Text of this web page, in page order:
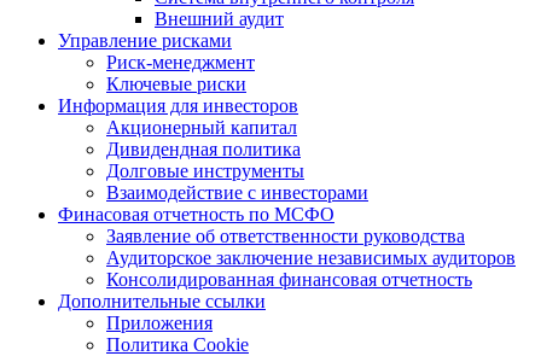
Внешний аудит
Управление рисками
Риск-менеджмент
Ключевые риски
Информация для инвесторов
Акционерный капитал
Дивидендная политика
Долговые инструменты
Взаимодействие с инвеcторами
Финасовая отчетность по МСФО
Заявление об ответственности руководства
Аудиторское заключение независимых аудиторов
Консолидированная финансовая отчетность
Дополнительные ссылки
Приложения
Политика Cookie